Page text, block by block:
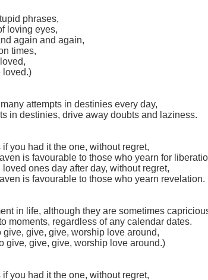
phrases,
loving eyes,
again and again,
times,
loved.)
attempts in destinies every day,
in destinies, drive away doubts and laziness.
you had it the one, without regret,
is favourable to those who yearn for
ones day after day, without regret,
is favourable to those who yearn revelation.
in life, although they are sometimes
moments, regardless of any calendar dates.
give, give, give, worship love around,
give, give, give, worship love around.)
you had it the one, without regret,